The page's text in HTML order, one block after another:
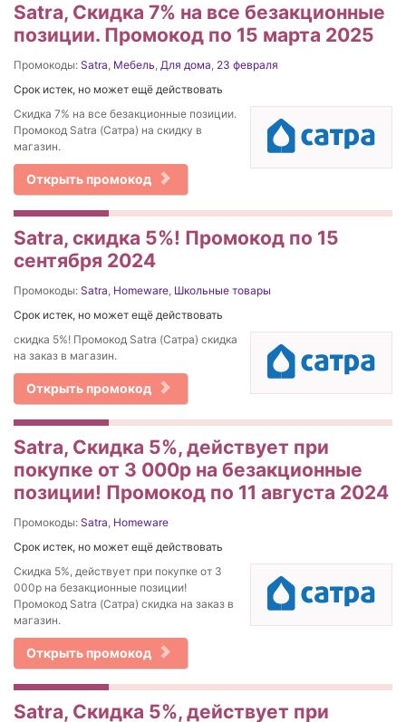
Satra, Скидка 7% на все безакционные
позиции. Промокод по 15 марта 2025
Промокоды: Satra, Мебель, Для дома, 23 февраля
Срок истек, но может ещё действовать
Скидка 7% на все безакционные позиции.
Промокод Satra (Сатра) на скидку в
магазин.
Открыть промокод
Satra, скидка 5%! Промокод по 15
сентября 2024
Промокоды: Satra, Homeware, Школьные товары
Срок истек, но может ещё действовать
скидка 5%! Промокод Satra (Сатра) скидка
на заказ в магазин.
Открыть промокод
Satra, Скидка 5%, действует при
покупке от 3 000р на безакционные
позиции! Промокод по 11 августа 2024
Промокоды: Satra, Homeware
Срок истек, но может ещё действовать
Скидка 5%, действует при покупке от 3
000р на безакционные позиции!
Промокод Satra (Сатра) скидка на заказ в
магазин.
Открыть промокод
Satra, Скидка 5%, действует при